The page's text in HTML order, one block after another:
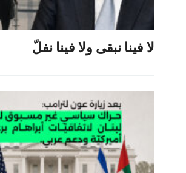
لا فينا نبقى ولا فينا نفلّ